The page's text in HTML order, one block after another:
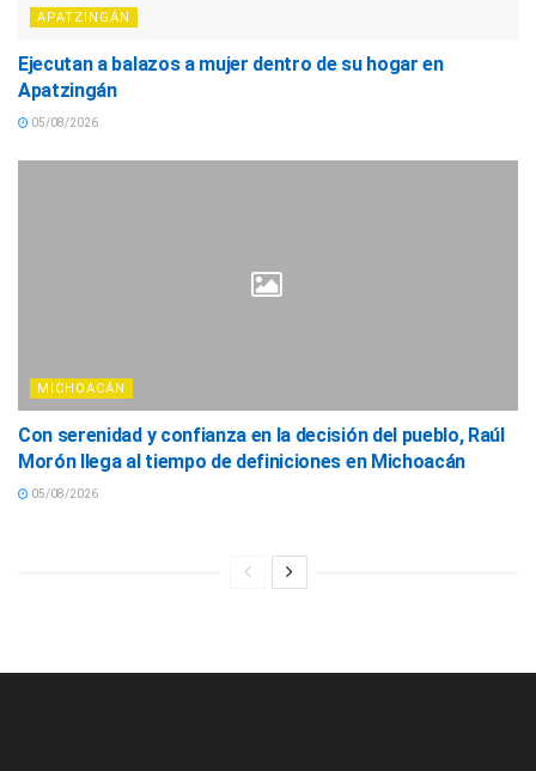
APATZINGÁN
Ejecutan a balazos a mujer dentro de su hogar en
Apatzingán
05/08/2026
MICHOACÁN
Con serenidad y confianza en la decisión del pueblo, Raúl
Morón llega al tiempo de definiciones en Michoacán
05/08/2026